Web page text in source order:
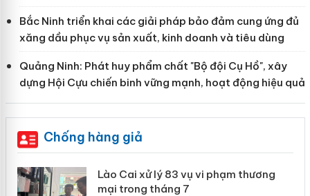
Bắc Ninh triển khai các giải pháp bảo đảm cung ứng đủ
xăng dầu phục vụ sản xuất, kinh doanh và tiêu dùng
Quảng Ninh: Phát huy phẩm chất "Bộ đội Cụ Hồ", xây
dựng Hội Cựu chiến binh vững mạnh, hoạt động hiệu quả
Chống hàng giả
Lào Cai xử lý 83 vụ vi phạm thương
mại trong tháng 7